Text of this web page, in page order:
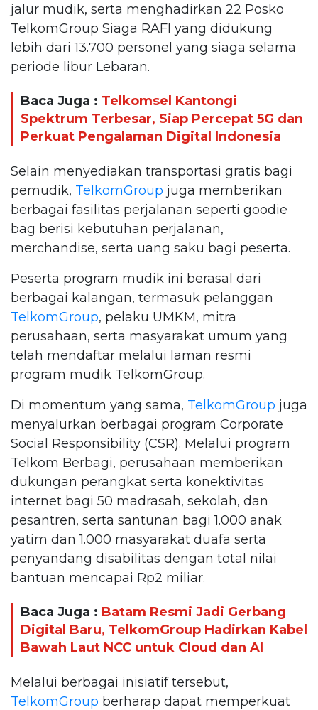
jalur mudik, serta menghadirkan 22 Posko
TelkomGroup Siaga RAFI yang didukung
lebih dari 13.700 personel yang siaga selama
periode libur Lebaran.
Baca Juga : Telkomsel Kantongi
Spektrum Terbesar, Siap Percepat 5G dan
Perkuat Pengalaman Digital Indonesia
Selain menyediakan transportasi gratis bagi
pemudik, TelkomGroup juga memberikan
berbagai fasilitas perjalanan seperti goodie
bag berisi kebutuhan perjalanan,
merchandise, serta uang saku bagi peserta.
Peserta program mudik ini berasal dari
berbagai kalangan, termasuk pelanggan
TelkomGroup, pelaku UMKM, mitra
perusahaan, serta masyarakat umum yang
telah mendaftar melalui laman resmi
program mudik TelkomGroup.
Di momentum yang sama, TelkomGroup juga
menyalurkan berbagai program Corporate
Social Responsibility (CSR). Melalui program
Telkom Berbagi, perusahaan memberikan
dukungan perangkat serta konektivitas
internet bagi 50 madrasah, sekolah, dan
pesantren, serta santunan bagi 1.000 anak
yatim dan 1.000 masyarakat duafa serta
penyandang disabilitas dengan total nilai
bantuan mencapai Rp2 miliar.
Baca Juga : Batam Resmi Jadi Gerbang
Digital Baru, TelkomGroup Hadirkan Kabel
Bawah Laut NCC untuk Cloud dan AI
Melalui berbagai inisiatif tersebut,
TelkomGroup berharap dapat memperkuat